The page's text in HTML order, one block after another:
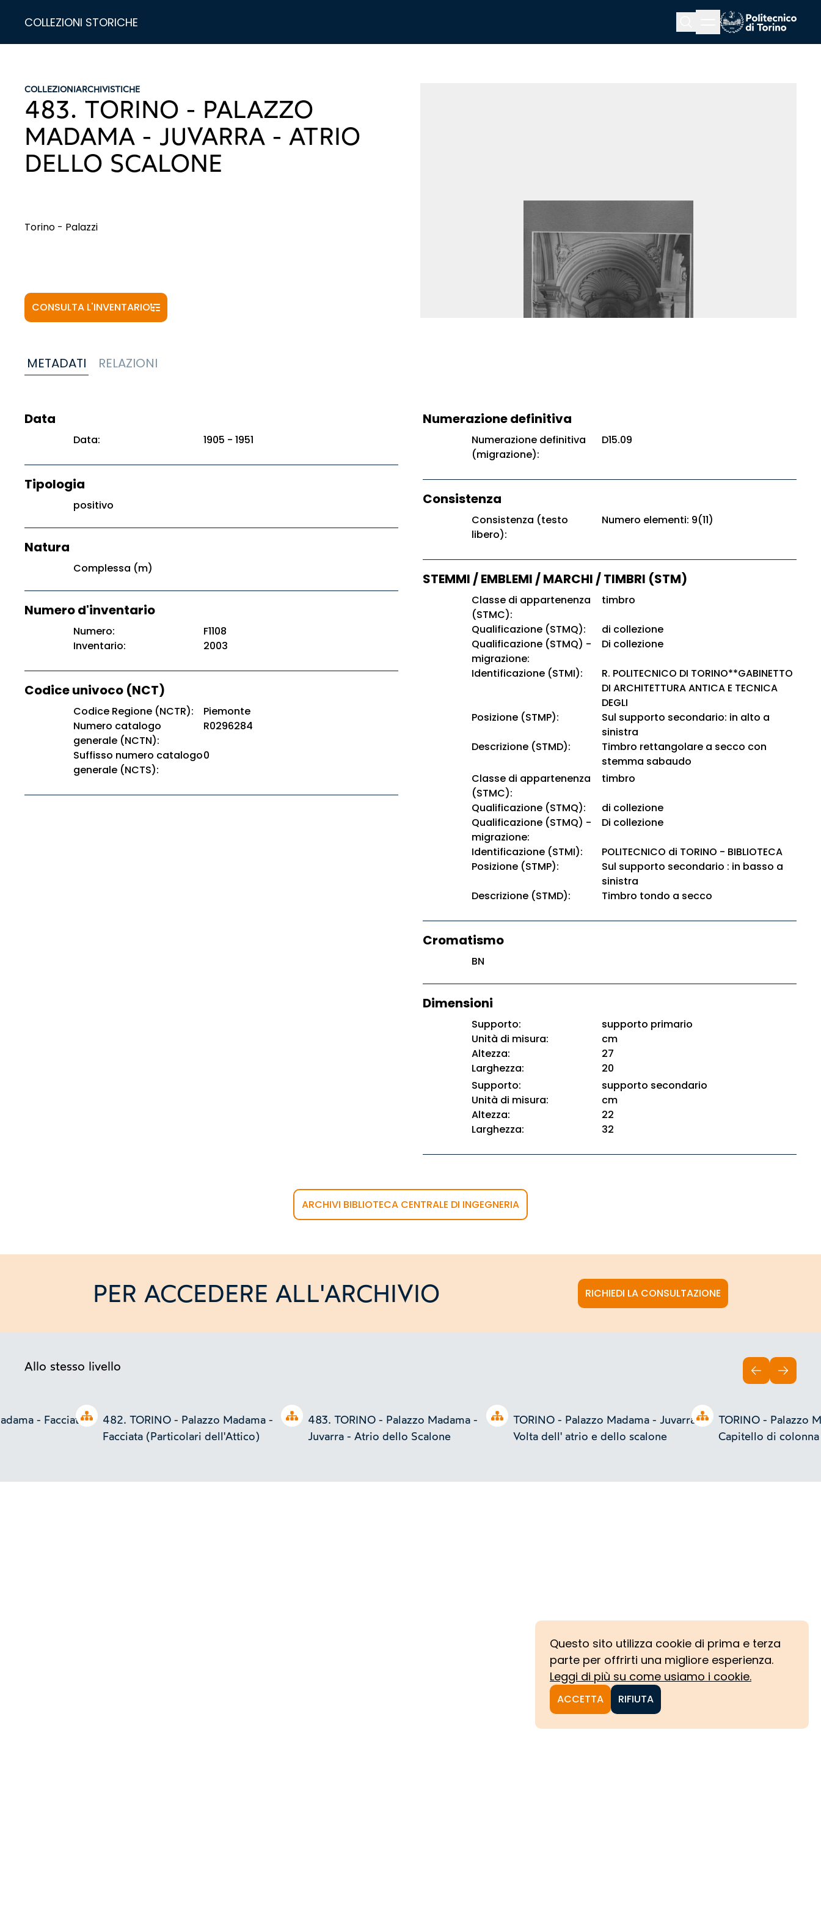
Questo sito utilizza cookie di prima e terza
parte per offrirti una migliore esperienza.
Leggi di più su come usiamo i cookie.
ACCETTA RIFIUTA
COLLEZIONI STORICHE
Menu button
COLLEZIONIARCHIVISTICHE
483. TORINO - PALAZZO
MADAMA - JUVARRA - ATRIO
DELLO SCALONE
Torino - Palazzi
CONSULTA L'INVENTARIO
METADATI RELAZIONI
Data
Data: 1905 - 1951
Tipologia
positivo
Natura
Complessa (m)
Numero d'inventario
Numero:
F1108
Inventario:
2003
Codice univoco (NCT)
Codice Regione (NCTR):
Piemonte
Numero catalogo
generale (NCTN):
R0296284
Suffisso numero catalogo
generale (NCTS):
0
Numerazione definitiva
Numerazione definitiva
(migrazione):
D15.09
Consistenza
Consistenza (testo
libero):
Numero elementi: 9(11)
STEMMI / EMBLEMI / MARCHI / TIMBRI (STM)
Classe di appartenenza
(STMC):
timbro
Qualificazione (STMQ):
di collezione
Qualificazione (STMQ) -
migrazione:
Di collezione
Identificazione (STMI):
R. POLITECNICO DI TORINO**GABINETTO
DI ARCHITETTURA ANTICA E TECNICA
DEGLI
Posizione (STMP):
Sul supporto secondario: in alto a
sinistra
Descrizione (STMD):
Timbro rettangolare a secco con
stemma sabaudo
Classe di appartenenza
(STMC):
timbro
Qualificazione (STMQ):
di collezione
Qualificazione (STMQ) -
migrazione:
Di collezione
Identificazione (STMI):
POLITECNICO di TORINO - BIBLIOTECA
Posizione (STMP):
Sul supporto secondario : in basso a
sinistra
Descrizione (STMD):
Timbro tondo a secco
Cromatismo
BN
Dimensioni
Supporto:
supporto primario
Unità di misura:
cm
Altezza:
27
Larghezza:
20
Supporto:
supporto secondario
Unità di misura:
cm
Altezza:
22
Larghezza:
32
ARCHIVI BIBLIOTECA CENTRALE DI INGEGNERIA
PER ACCEDERE ALL'ARCHIVIO RICHIEDI LA CONSULTAZIONE
Allo stesso livello
Open tree
- Facciata Open tree
482. TORINO - Palazzo Madama -
Facciata (Particolari dell'Attico)
Open tree
483. TORINO - Palazzo Madama -
Juvarra - Atrio dello Scalone
Open tree
TORINO - Palazzo Madama - Juvarra -
Volta dell' atrio e dello scalone
TORINO - Palazzo
Capitello di colonna
INDIETROAVANTI